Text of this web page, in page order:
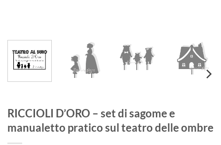
RICCIOLI D’ORO – set di sagome e
manualetto pratico sul teatro delle ombre